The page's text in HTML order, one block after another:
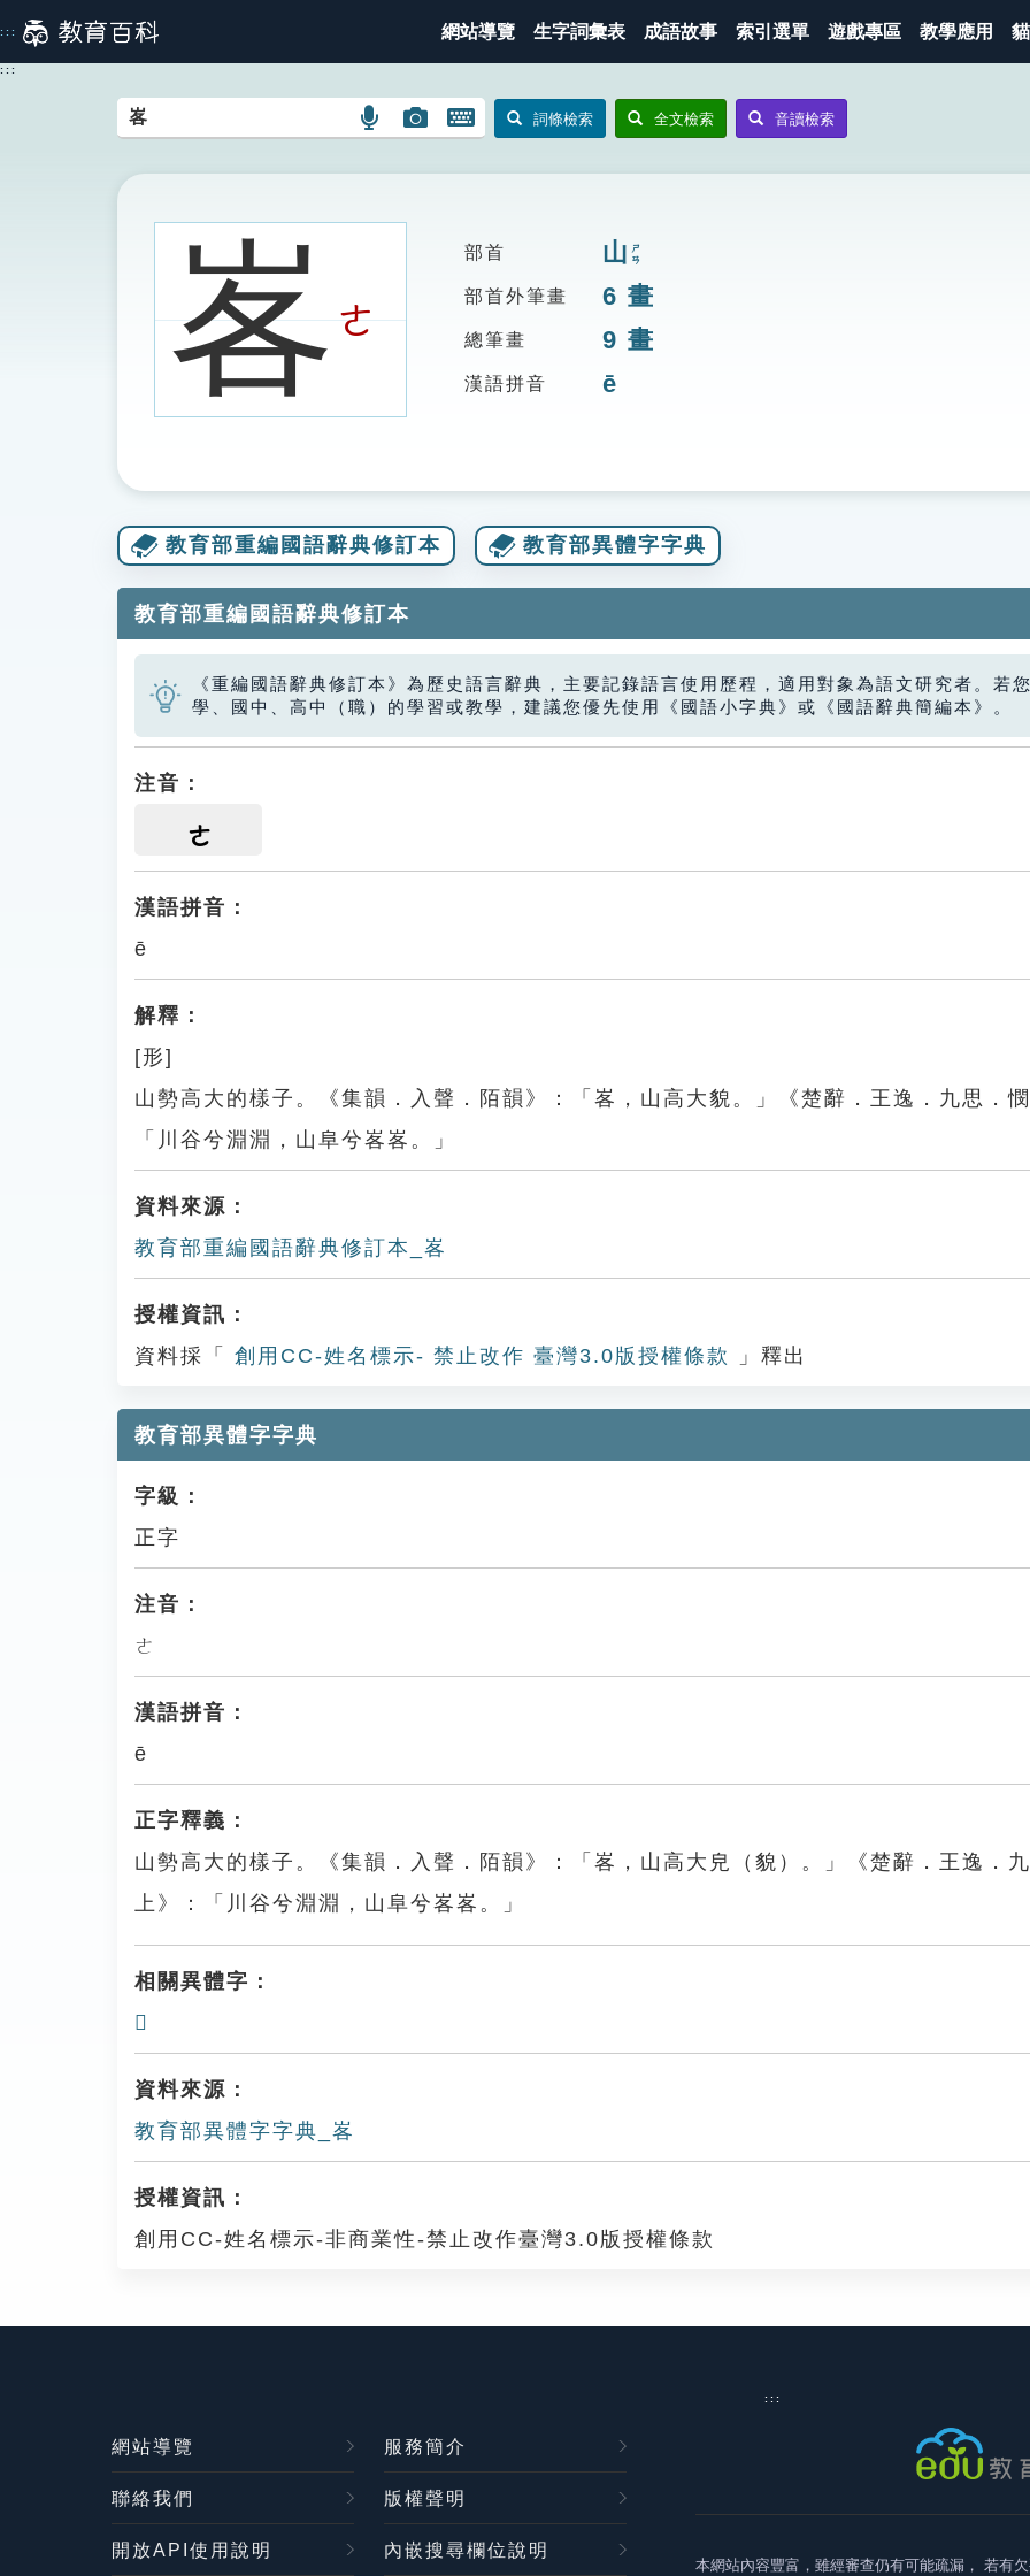
到
主
::: 網站導覽 生字詞彙表 成語故事 索引選單 遊戲專區 教學應用
:::
語
搜
圖
圖
搜
開
鍵
示
詞條檢索 全文檢索 音讀檢索
峉ㄜ
部首 山 ㄕㄢ
部首外筆畫 6 畫
總筆畫 9 畫
漢語拼音 ē
教育部重編國語辭典修訂本 教育部異體字字典
教育部重編國語辭典修訂本
《重編國語辭典修訂本》為歷史語言辭典，主要記錄語言使用歷程，適用對象為語文研究者。若
學、國中、高中（職）的學習或教學，建議您優先使用《國語小字典》或《國語辭典簡編本》。
注音：
ㄜ
漢語拼音：
ē
解釋：
[形]
山勢高大的樣子。《集韻．入聲．陌韻》：「峉，山高大貌。」《楚辭．王逸．九思．
「川谷兮淵淵，山阜兮峉峉。」
資料來源：
教育部重編國語辭典修訂本_峉
授權資訊：
資料採「
創用CC-姓名標示- 禁止改作 臺灣3.0版授權條款 」釋出
教育部異體字字典
字級：
正字
注音：
ㄜ
漢語拼音：
ē
正字釋義：
山勢高大的樣子。《集韻．入聲．陌韻》：「峉，山高大皃（貌）。」《楚辭．王逸．
上》：「川谷兮淵淵，山阜兮峉峉。」
相關異體字：
𡾆
資料來源：
教育部異體字字典_峉
授權資訊：
創用CC-姓名標示-非商業性-禁止改作臺灣3.0版授權條款
:::
網站導覽 服務簡介
聯絡我們 版權聲明
開放API使用說明 內嵌搜尋欄位說明
本網站內容豐富，雖經審查仍有可能疏漏， 若有